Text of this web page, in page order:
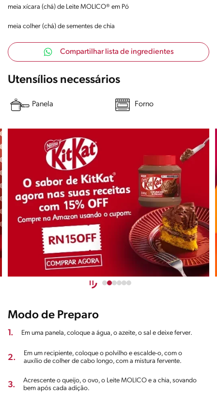
meia xícara (chá) de Leite MOLICO® em Pó
meia colher (chá) de sementes de chia
Compartilhar lista de ingredientes
Utensílios necessários
Panela Forno
Modo de Preparo
1. Em uma panela, coloque a água, o azeite, o sal e deixe ferver.
2.
Em um recipiente, coloque o polvilho e escalde-o, com o
auxílio de colher de cabo longo, com a mistura fervente.
3.
Acrescente o queijo, o ovo, o Leite MOLICO e a chia, sovando
bem após cada adição.